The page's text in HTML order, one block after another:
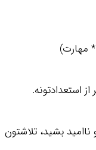
مهارت)
استعدادتونه.
بشید، تلاشتون